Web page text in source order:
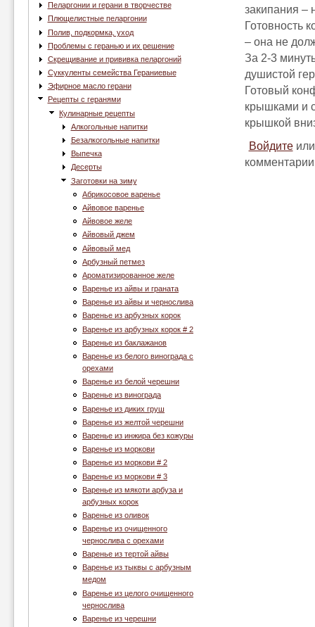
Пеларгонии и герани в творчестве
Плющелистные пеларгонии
Полив, подкормка, уход
Проблемы с геранью и их решение
Скрещивание и прививка пеларгоний
Суккуленты семейства Гераниевые
Эфирное масло герани
Рецепты с геранями
Кулинарные рецепты
Алкогольные напитки
Безалкогольные напитки
Выпечка
Десерты
Заготовки на зиму
Абрикосовое варенье
Айвовое варенье
Айвовое желе
Айвовый джем
Айвовый мед
Арбузный петмез
Ароматизированное желе
Варенье из айвы и граната
Варенье из айвы и чернослива
Варенье из арбузных корок
Варенье из арбузных корок # 2
Варенье из баклажанов
Варенье из белого винограда с
орехами
Варенье из белой черешни
Варенье из винограда
Варенье из диких груш
Варенье из желтой черешни
Варенье из инжира без кожуры
Варенье из моркови
Варенье из моркови # 2
Варенье из моркови # 3
Варенье из мякоти арбуза и
арбузных корок
Варенье из оливок
Варенье из очищенного
чернослива с орехами
Варенье из тертой айвы
Варенье из тыквы с арбузным
медом
Варенье из целого очищенного
чернослива
Варенье из черешни
закипания –
Готовность
– она не
За 2-3
душистой
Готовый
крышками и
крышкой
Войдите
комментарии